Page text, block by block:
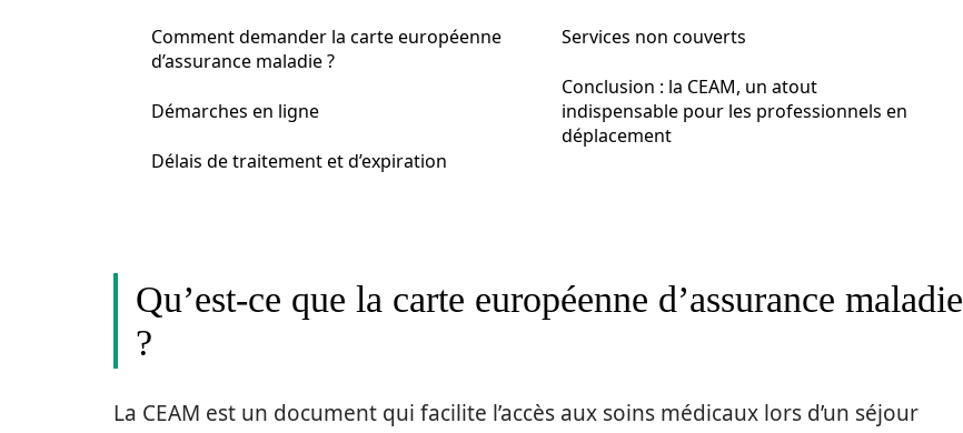
Comment demander la carte européenne
d’assurance maladie ?
Démarches en ligne
Délais de traitement et d’expiration
Services non couverts
Conclusion : la CEAM, un atout
indispensable pour les professionnels en
déplacement
Qu’est-ce que la carte européenne d’assurance maladie
?
La CEAM est un document qui facilite l’accès aux soins médicaux lors d’un séjour